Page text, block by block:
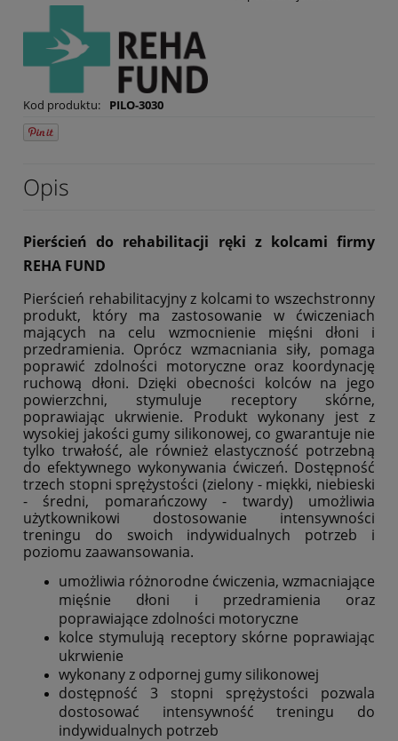
Kod produktu: PILO-3030
Opis
Pierścień do rehabilitacji ręki z kolcami firmy
REHA FUND
Pierścień rehabilitacyjny z kolcami to wszechstronny
produkt, który ma zastosowanie w ćwiczeniach
mających na celu wzmocnienie mięśni dłoni i
przedramienia. Oprócz wzmacniania siły, pomaga
poprawić zdolności motoryczne oraz koordynację
ruchową dłoni. Dzięki obecności kolców na jego
powierzchni, stymuluje receptory skórne,
poprawiając ukrwienie. Produkt wykonany jest z
wysokiej jakości gumy silikonowej, co gwarantuje nie
tylko trwałość, ale również elastyczność potrzebną
do efektywnego wykonywania ćwiczeń. Dostępność
trzech stopni sprężystości (zielony - miękki, niebieski
- średni, pomarańczowy - twardy) umożliwia
użytkownikowi dostosowanie intensywności
treningu do swoich indywidualnych potrzeb i
poziomu zaawansowania.
umożliwia różnorodne ćwiczenia, wzmacniające
mięśnie dłoni i przedramienia oraz
poprawiające zdolności motoryczne
kolce stymulują receptory skórne poprawiając
ukrwienie
wykonany z odpornej gumy silikonowej
dostępność 3 stopni sprężystości pozwala
dostosować intensywność treningu do
indywidualnych potrzeb